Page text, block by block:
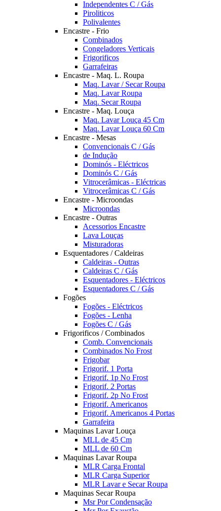
Independentes C / Gás
Piroliticos
Polivalentes
Encastre - Frio
Combinados
Congeladores Verticais
Frigorificos
Garrafeiras
Encastre - Maq. L. Roupa
Maq. Lavar / Secar Roupa
Maq. Lavar Roupa
Maq. Secar Roupa
Encastre - Maq. Louça
Maq. Lavar Louça 45 Cm
Maq. Lavar Louça 60 Cm
Encastre - Mesas
Convencionais C / Gás
de Indução
Dominós - Eléctricos
Dominós C / Gás
Vitrocerâmicas - Eléctricas
Vitrocerâmicas C / Gás
Encastre - Microondas
Microondas
Encastre - Outras
Acessorios Encastre
Lava Louças
Misturadoras
Esquentadores / Caldeiras
Caldeiras - Outras
Caldeiras C / Gás
Esquentadores - Eléctricos
Esquentadores C / Gás
Fogões
Fogões - Eléctricos
Fogões - Lenha
Fogões C / Gás
Frigorificos / Combinados
Comb. Convencionais
Combinados No Frost
Frigobar
Frigorif. 1 Porta
Frigorif. 1p No Frost
Frigorif. 2 Portas
Frigorif. 2p No Frost
Frigorif. Americanos
Frigorif. Americanos 4 Portas
Garrafeira
Maquinas Lavar Louça
MLL de 45 Cm
MLL de 60 Cm
Maquinas Lavar Roupa
MLR Carga Frontal
MLR Carga Superior
MLR Lavar e Secar Roupa
Maquinas Secar Roupa
Msr Por Condensação